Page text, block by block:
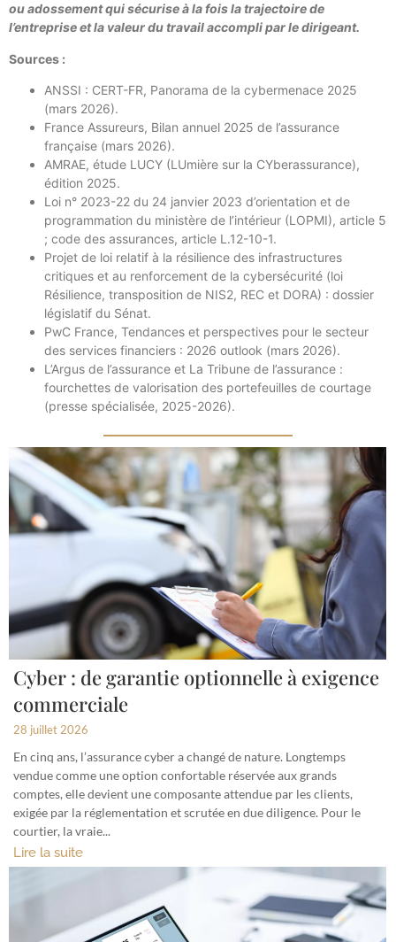
ou adossement qui sécurise à la fois la trajectoire de
l’entreprise et la valeur du travail accompli par le dirigeant.
Sources :
ANSSI : CERT-FR, Panorama de la cybermenace 2025
(mars 2026).
France Assureurs, Bilan annuel 2025 de l’assurance
française (mars 2026).
AMRAE, étude LUCY (LUmière sur la CYberassurance),
édition 2025.
Loi n° 2023-22 du 24 janvier 2023 d’orientation et de
programmation du ministère de l’intérieur (LOPMI), article 5
; code des assurances, article L.12-10-1.
Projet de loi relatif à la résilience des infrastructures
critiques et au renforcement de la cybersécurité (loi
Résilience, transposition de NIS2, REC et DORA) : dossier
législatif du Sénat.
PwC France, Tendances et perspectives pour le secteur
des services financiers : 2026 outlook (mars 2026).
L’Argus de l’assurance et La Tribune de l’assurance :
fourchettes de valorisation des portefeuilles de courtage
(presse spécialisée, 2025-2026).
Cyber : de garantie optionnelle à exigence
commerciale
28 juillet 2026
En cinq ans, l’assurance cyber a changé de nature. Longtemps
vendue comme une option confortable réservée aux grands
comptes, elle devient une composante attendue par les clients,
exigée par la réglementation et scrutée en due diligence. Pour le
courtier, la vraie...
Lire la suite